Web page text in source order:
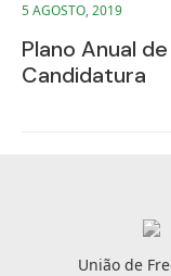
Plano Anual
Candidatura
5 AGOSTO, 2019
União de